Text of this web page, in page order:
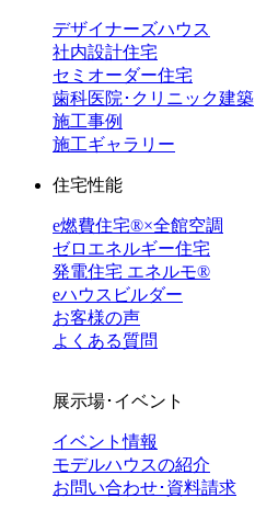
デザイナーズハウス
社内設計住宅
セミオーダー住宅
歯科医院･クリニック建築
施工事例
施工ギャラリー
住宅性能
e燃費住宅®︎×全館空調
ゼロエネルギー住宅
発電住宅 エネルモ®
eハウスビルダー
お客様の声
よくある質問
展示場･イベント
イベント情報
モデルハウスの紹介
お問い合わせ･資料請求